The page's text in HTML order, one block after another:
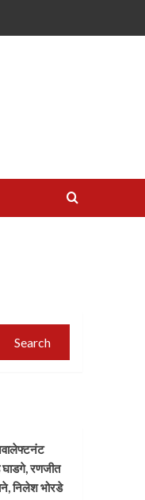
Search
रणजीत
निलेश भोरडे